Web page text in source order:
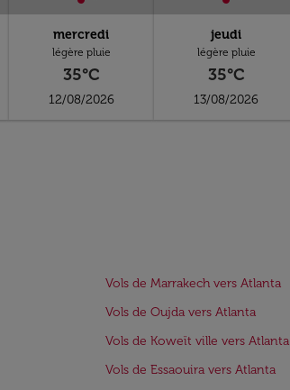
mercredi
légère pluie
35°C
12/08/2026
jeudi
légère pluie
35°C
13/08/2026
Vols de Marrakech vers Atlanta
Vols de Oujda vers Atlanta
Vols de Koweït ville vers Atlanta
Vols de Essaouira vers Atlanta